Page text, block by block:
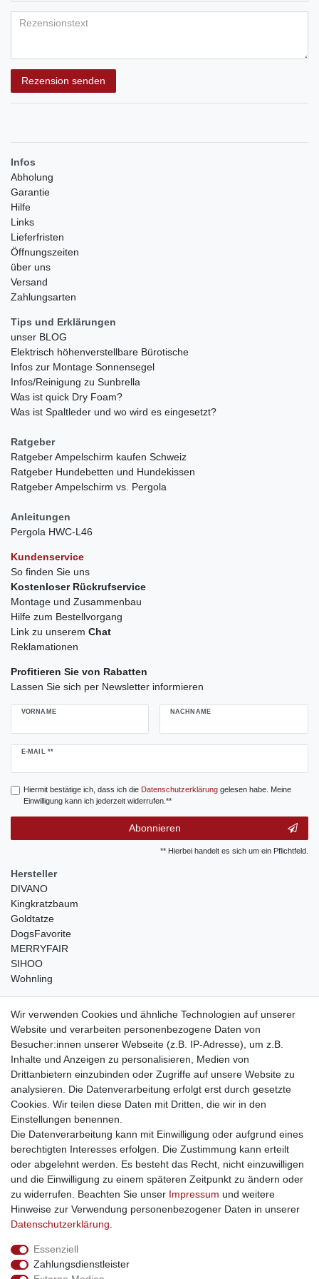
Bewertungssternen
Bewertungssternen
Bewertungssternen
Bewertungssternen
Bewertungssternen
(optional)
Rezension senden
Infos
Abholung
Garantie
Hilfe
Links
Lieferfristen
Öffnungszeiten
über uns
Versand
Zahlungsarten
Tips und Erklärungen
unser BLOG
Elektrisch höhenverstellbare Bürotische
Infos zur Montage Sonnensegel
Infos/Reinigung zu Sunbrella
Was ist quick Dry Foam?
Was ist Spaltleder und wo wird es eingesetzt?
Ratgeber
Ratgeber Ampelschirm kaufen Schweiz
Ratgeber Hundebetten und Hundekissen
Ratgeber Ampelschirm vs. Pergola
Anleitungen
Pergola HWC-L46
Kundenservice
So finden Sie uns
Kostenloser Rückrufservice
Montage und Zusammenbau
Hilfe zum Bestellvorgang
Link zu unserem Chat
Reklamationen
Profitieren Sie von Rabatten
Lassen Sie sich per Newsletter informieren
VORNAME NACHNAME
E-MAIL **
Newsletter
Hiermit bestätige ich, dass ich die Daten­schutz­erklärunggelesen habe. Meine
Einwilligung kann ich jederzeit widerrufen.**
Abonnieren
** Hierbei handelt es sich um ein Pflichtfeld.
Hersteller
DIVANO
Kingkratzbaum
Goldtatze
DogsFavorite
MERRYFAIR
SIHOO
Wohnling
weitere Shops
traumlampen- Lampen und Kronleuchter
kinderwagencenter- Exklusive und günstige Kinderwagen
gastrogeraete24- alles für Gastronomie und Imbiss
soziale Medien
Facebook
sicher einkaufen
Sichere Bestellung und Zahlung via SSL Verschlüsselung
Wir verwenden Cookies und ähnliche Technologien auf unserer
Website und verarbeiten personenbezogene Daten von
Besucher:innen unserer Webseite (z.B. IP-Adresse), um z.B.
Inhalte und Anzeigen zu personalisieren, Medien von
Drittanbietern einzubinden oder Zugriffe auf unsere Website zu
analysieren. Die Datenverarbeitung erfolgt erst durch gesetzte
Cookies. Wir teilen diese Daten mit Dritten, die wir in den
Einstellungen benennen.
Die Datenverarbeitung kann mit Einwilligung oder aufgrund eines
berechtigten Interesses erfolgen. Die Zustimmung kann erteilt
oder abgelehnt werden. Es besteht das Recht, nicht einzuwilligen
und die Einwilligung zu einem späteren Zeitpunkt zu ändern oder
zu widerrufen. Beachten Sie unser Impressum und weitere
Hinweise zur Verwendung personenbezogener Daten in unserer
Daten­schutz­erklärung
Essenziell
Zahlungsdienstleister
Widerrufs­recht Widerrufs­formular